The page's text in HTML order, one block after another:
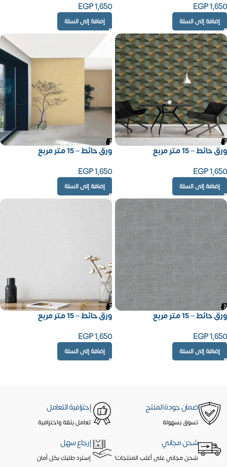
EGP1,650
إضافة إلى السلة
EGP1,650
إضافة إلى السلة
ورق حائط – 15 متر مربع
EGP1,650
إضافة إلى السلة
ورق حائط – 15 متر مربع
EGP1,650
إضافة إلى السلة
ورق حائط – 15 متر مربع
EGP1,650
إضافة إلى السلة
ورق حائط – 15 متر مربع
EGP1,650
إضافة إلى السلة
ضمان جودة المنتج
تسوق بسهولة
إحترافية التعامل
تعامل بثقة واحترافية
شحن مجاني
شحن مجاني على أغلب المنتجات!
إرجاع سهل
إسترد طلبك بكل أمان